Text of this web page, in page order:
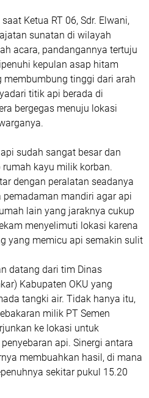
Ketua RT 06, Sdr. Elwani,
sunatan di wilayah
acara, pandangannya tertuju
kepulan asap hitam
membumbung tinggi dari arah
titik api berada di
bergegas menuju lokasi
sudah sangat besar dan
kayu milik korban.
dengan peralatan seadanya
mandiri agar api
lain yang jaraknya cukup
menyelimuti lokasi karena
yang memicu api semakin sulit
datang dari tim Dinas
Kabupaten OKU yang
tangki air. Tidak hanya itu,
milik PT Semen
ke lokasi untuk
api. Sinergi antara
membuahkan hasil, di mana
sekitar pukul 15.20